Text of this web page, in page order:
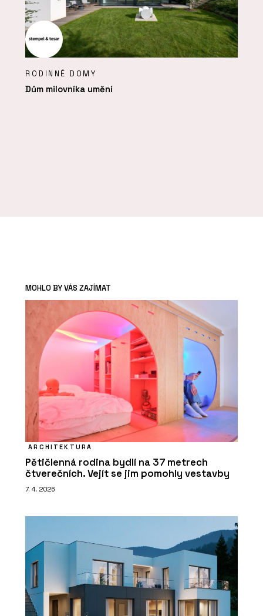
RODINNÉ DOMY
Dům milovníka umění
MOHLO BY VÁS ZAJÍMAT
ARCHITEKTURA
Pětičlenná rodina bydlí na 37 metrech
čtverečních. Vejít se jim pomohly vestavby
7. 4. 2026